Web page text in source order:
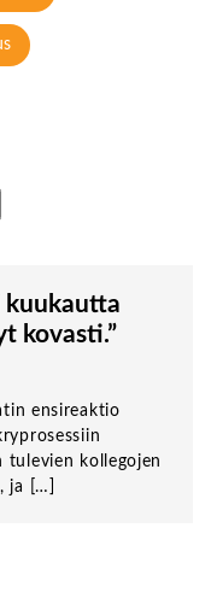
kuukautta
kovasti.”
ensireaktio
tulevien kollegojen
ja […]